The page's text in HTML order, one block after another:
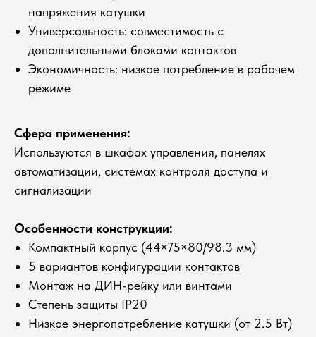
напряжения катушки
Универсальность: совместимость с
дополнительными блоками контактов
Экономичность: низкое потребление в рабочем
режиме
Сфера применения:
Используются в шкафах управления, панелях
автоматизации, системах контроля доступа и
сигнализации
Особенности конструкции:
Компактный корпус (44×75×80/98.3 мм)
5 вариантов конфигурации контактов
Монтаж на ДИН-рейку или винтами
Степень защиты IP20
Низкое энергопотребление катушки (от 2.5 Вт)